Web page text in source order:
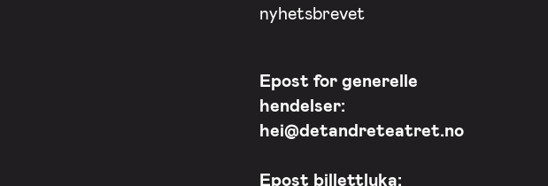
nyhetsbrevet
Epost for generelle
hendelser:
hei@detandreteatret.no
Epost billettluka: